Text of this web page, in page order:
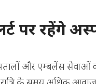
पर रहेंगे
और एम्बलेंस सेवाओं